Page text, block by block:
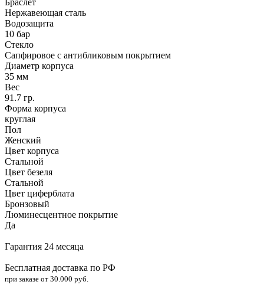
Нержавеющая сталь
Водозащита
10 бар
Стекло
Сапфировое с антибликовым покрытием
Диаметр корпуса
35 мм
Вес
91.7 гр.
Форма корпуса
круглая
Пол
Женский
Цвет корпуса
Стальной
Цвет безеля
Стальной
Цвет циферблата
Бронзовый
Люминесцентное покрытие
Да
Гарантия 24 месяца
Бесплатная доставка по РФ
при заказе от 30.000 руб.